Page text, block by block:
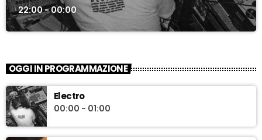
22:00 - 00:00
OGGI IN PROGRAMMAZIONE
Electro
00:00 - 01:00